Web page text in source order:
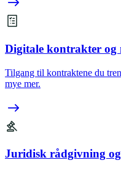
Digitale kontrakter og
Tilgang til kontraktene du
mye mer.
Juridisk rådgivning